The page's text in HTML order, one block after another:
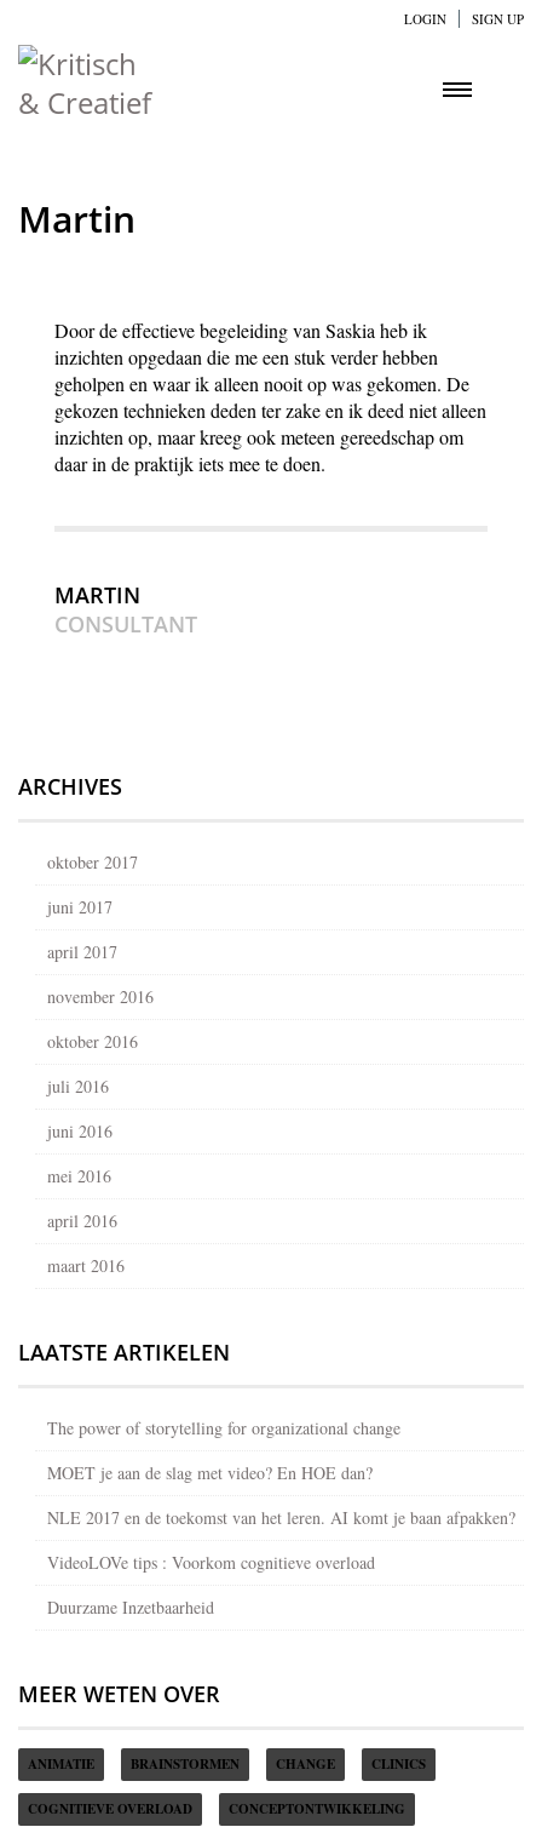
LOGIN SIGN UP
Martin
Door de effectieve begeleiding van Saskia heb ik
inzichten opgedaan die me een stuk verder hebben
geholpen en waar ik alleen nooit op was gekomen. De
gekozen technieken deden ter zake en ik deed niet alleen
inzichten op, maar kreeg ook meteen gereedschap om
daar in de praktijk iets mee te doen.
MARTIN
CONSULTANT
ARCHIVES
oktober 2017
juni 2017
april 2017
november 2016
oktober 2016
juli 2016
juni 2016
mei 2016
april 2016
maart 2016
LAATSTE ARTIKELEN
The power of storytelling for organizational change
MOET je aan de slag met video? En HOE dan?
NLE 2017 en de toekomst van het leren. AI komt je baan afpakken?
VideoLOVe tips : Voorkom cognitieve overload
Duurzame Inzetbaarheid
MEER WETEN OVER
ANIMATIE BRAINSTORMEN CHANGE CLINICS
COGNITIEVE OVERLOAD CONCEPTONTWIKKELING